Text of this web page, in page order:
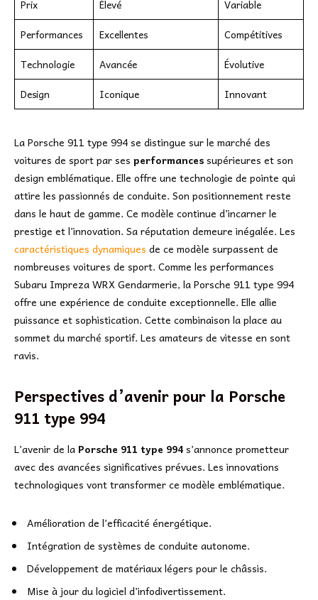
Prix Élevé
Variable
Performances
Excellentes
Compétitives
Technologie
Avancée
Évolutive
Design
Iconique Innovant
La Porsche 911 type 994 se distingue sur le marché des
voitures de sport par ses performances supérieures et son
design emblématique. Elle offre une technologie de pointe qui
attire les passionnés de conduite. Son positionnement reste
dans le haut de gamme. Ce modèle continue d’incarner le
prestige et l’innovation. Sa réputation demeure inégalée. Les
caractéristiques dynamiques de ce modèle surpassent de
nombreuses voitures de sport. Comme les performances
Subaru Impreza WRX Gendarmerie, la Porsche 911 type 994
offre une expérience de conduite exceptionnelle. Elle allie
puissance et sophistication. Cette combinaison la place au
sommet du marché sportif. Les amateurs de vitesse en sont
ravis.
Perspectives d’avenir pour la Porsche
911 type 994
L’avenir de la Porsche 911 type 994 s’annonce prometteur
avec des avancées significatives prévues. Les innovations
technologiques vont transformer ce modèle emblématique.
Amélioration de l’efficacité énergétique.
Intégration de systèmes de conduite autonome.
Développement de matériaux légers pour le châssis.
Mise à jour du logiciel d’infodivertissement.